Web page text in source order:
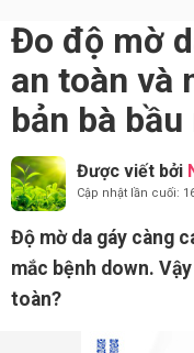
Đo độ mờ
an toàn và
bản bà
Được viết bởi
Cập nhật lần cuối:
Độ mờ da gáy càng
mắc bệnh down.
toàn?